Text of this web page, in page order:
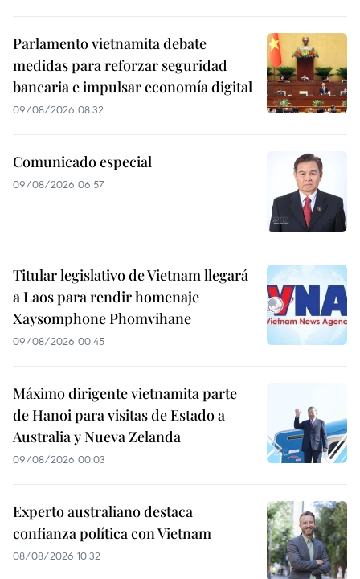
Parlamento vietnamita debate
medidas para reforzar seguridad
bancaria e impulsar economía digital
09/08/2026 08:32
Comunicado especial
09/08/2026 06:57
Titular legislativo de Vietnam llegará
a Laos para rendir homenaje
Xaysomphone Phomvihane
09/08/2026 00:45
Máximo dirigente vietnamita parte
de Hanoi para visitas de Estado a
Australia y Nueva Zelanda
09/08/2026 00:03
Experto australiano destaca
confianza política con Vietnam
08/08/2026 10:32